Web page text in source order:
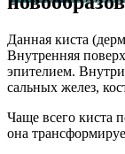
Данная киста
Внутренняя
эпителием.
сальных желез,
Чаще всего киста
она